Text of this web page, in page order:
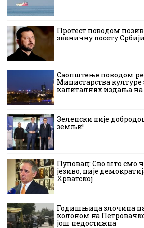
Протест поводом
званичну посету Србији
Саопштење поводом
Министарства
капиталних издања на
Зеленски није
земљи!
Пуповац: Ово што смо
језиво, није
Хрватској
Годишњица злочина
колоном на
још недостижна